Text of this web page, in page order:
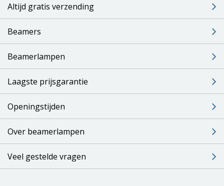
Altijd gratis verzending
Beamers
Beamerlampen
Laagste prijsgarantie
Openingstijden
Over beamerlampen
Veel gestelde vragen